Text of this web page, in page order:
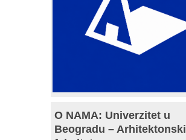
O NAMA: Univerzitet u
Beogradu – Arhitektonski